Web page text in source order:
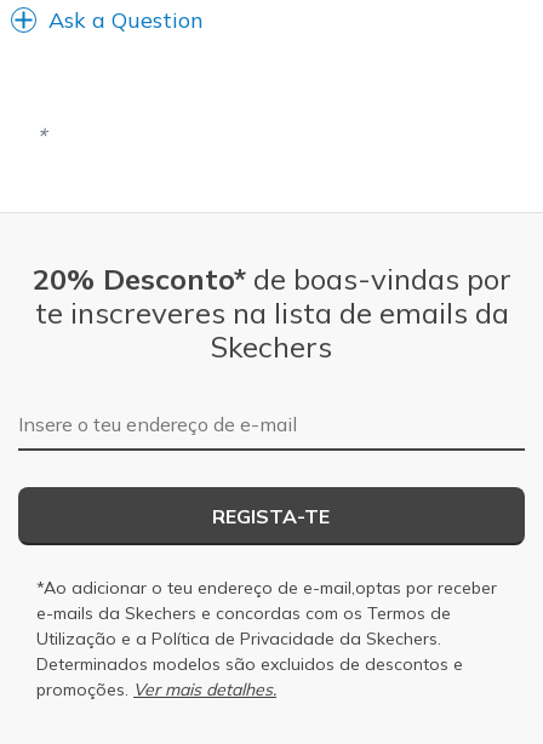
Ask a Question
20% Desconto*de boas-vindas por
te inscreveres na lista de emails da
Skechers
Endereço de e-mail
REGISTA-TE
*Ao adicionar o teu endereço de e-mail,optas por receber
e-mails da Skechers e concordas com os Termos de
Utilização e a Política de Privacidade da Skechers.
Determinados modelos são excluidos de descontos e
promoções. Ver mais detalhes.